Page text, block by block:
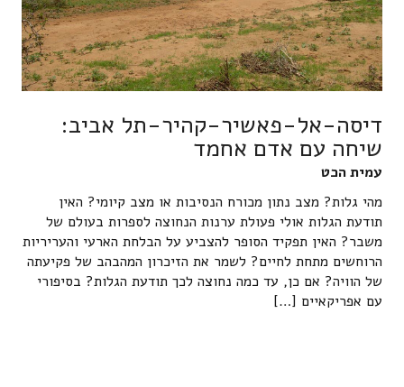
דיסה-אל-פאשיר-קהיר-תל אביב:
שיחה עם אדם אחמד
עמית הכט
מהי גלות? מצב נתון מכורח הנסיבות או מצב קיומי? האין
תודעת הגלות אולי פעולת ערנות הנחוצה לספרות בעולם של
משבר? האין תפקיד הסופר להצביע על הבלחת הארעי והעריריות
הרוחשים מתחת לחיים? לשמר את הזיכרון המהבהב של פקיעתה
של הוויה? אם כן, עד כמה נחוצה לכך תודעת הגלות? בסיפורי
עם אפריקאיים […]